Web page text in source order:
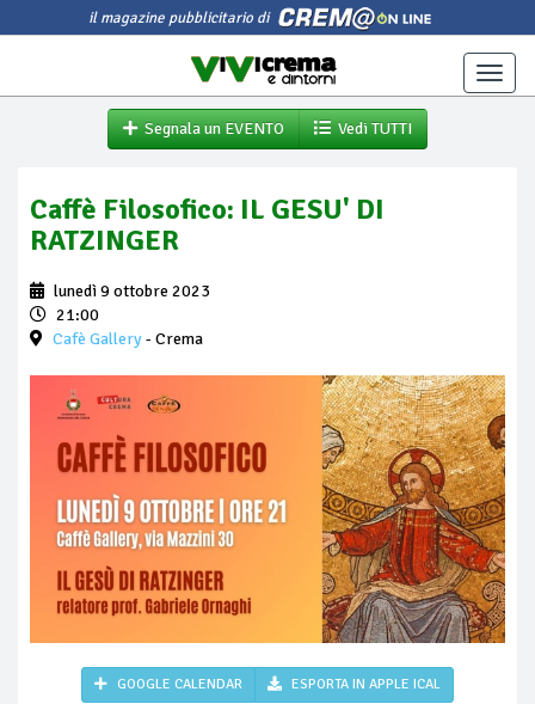
il magazine pubblicitario di
Toggle
Segnala un EVENTO
Vedi TUTTI
Caffè Filosofico: IL GESU' DI
RATZINGER
lunedì 9 ottobre 2023
21:00
Cafè Gallery- Crema
GOOGLE CALENDAR ESPORTA IN APPLE ICAL